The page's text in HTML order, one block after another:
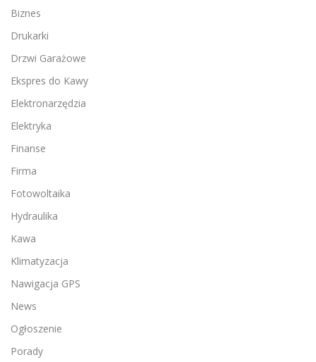
Biznes
Drukarki
Drzwi Garażowe
Ekspres do Kawy
Elektronarzędzia
Elektryka
Finanse
Firma
Fotowoltaika
Hydraulika
Kawa
Klimatyzacja
Nawigacja GPS
News
Ogłoszenie
Porady